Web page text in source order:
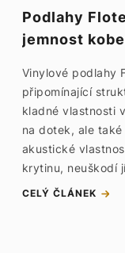
Podlahy
jemnost
Vinylové podlahy
připomínající
kladné vlastnosti
na dotek, ale
akustické
krytinu, neuškodí
CELÝ ČLÁNEK